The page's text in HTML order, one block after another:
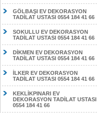
GÖLBAŞI EV DEKORASYON
TADİLAT USTASI 0554 184 41 66
SOKULLU EV DEKORASYON
TADİLAT USTASI 0554 184 41 66
DİKMEN EV DEKORASYON
TADİLAT USTASI 0554 184 41 66
İLKER EV DEKORASYON
TADİLAT USTASI 0554 184 41 66
KEKLİKPINARI EV
DEKORASYON TADİLAT USTASI
0554 184 41 66